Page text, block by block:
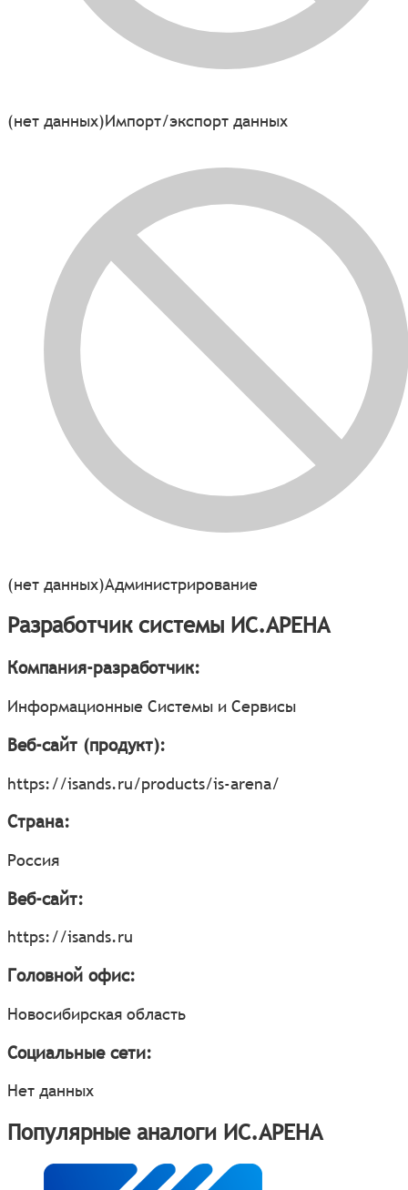
(нет данных)Импорт/экспорт данных
(нет данных)Администрирование
Разработчик системы ИС.АРЕНА
Компания-разработчик:
Информационные Системы и Сервисы
Веб-сайт (продукт):
https://isands.ru/products/is-arena/
Страна:
Россия
Веб-сайт:
https://isands.ru
Головной офис:
Новосибирская область
Социальные сети:
Нет данных
Популярные аналоги ИС.АРЕНА